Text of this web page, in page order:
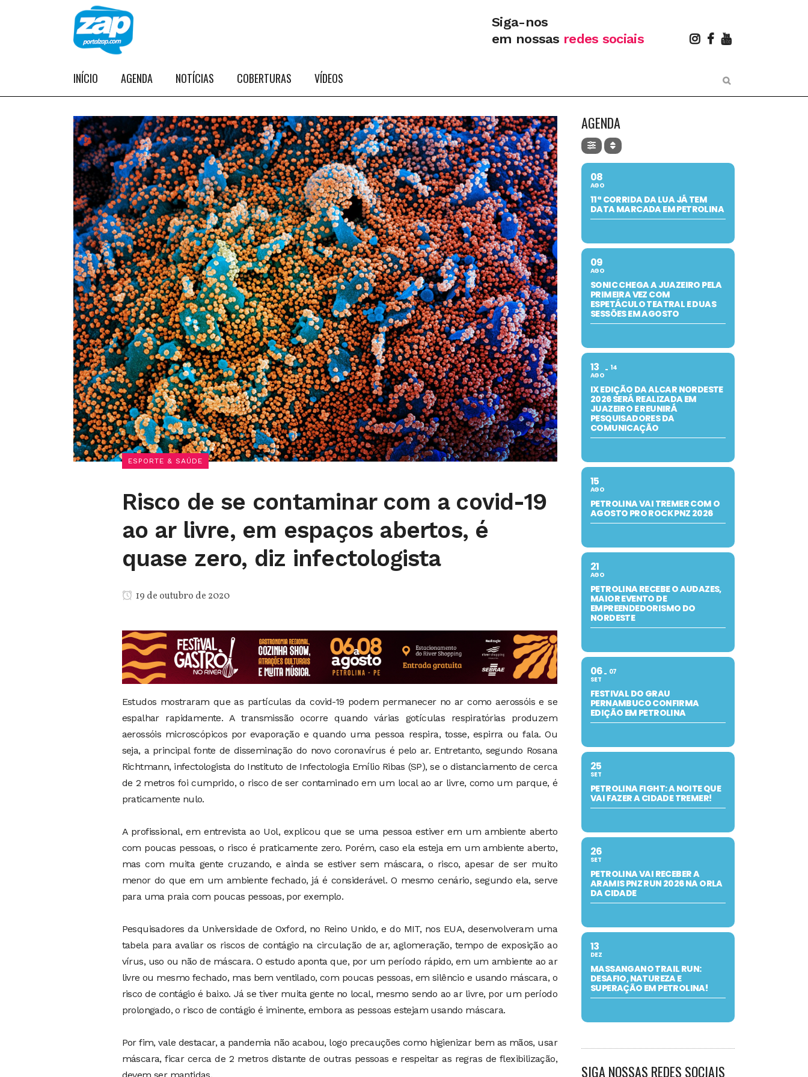
Siga-nos
em nossas redes sociais
INÍCIO AGENDA NOTÍCIAS COBERTURAS VÍDEOS
ESPORTE & SAÚDE
Risco de se contaminar com a covid-19
ao ar livre, em espaços abertos, é
quase zero, diz infectologista
19 de outubro de 2020
Estudos mostraram que as partículas da covid-19 podem permanecer no ar como aerossóis e se
espalhar rapidamente. A transmissão ocorre quando várias gotículas respiratórias produzem
aerossóis microscópicos por evaporação e quando uma pessoa respira, tosse, espirra ou fala. Ou
seja, a principal fonte de disseminação do novo coronavírus é pelo ar. Entretanto, segundo Rosana
Richtmann, infectologista do Instituto de Infectologia Emílio Ribas (SP), se o distanciamento de cerca
de 2 metros foi cumprido, o risco de ser contaminado em um local ao ar livre, como um parque, é
praticamente nulo.
A profissional, em entrevista ao Uol, explicou que se uma pessoa estiver em um ambiente aberto
com poucas pessoas, o risco é praticamente zero. Porém, caso ela esteja em um ambiente aberto,
mas com muita gente cruzando, e ainda se estiver sem máscara, o risco, apesar de ser muito
menor do que em um ambiente fechado, já é considerável. O mesmo cenário, segundo ela, serve
para uma praia com poucas pessoas, por exemplo.
Pesquisadores da Universidade de Oxford, no Reino Unido, e do MIT, nos EUA, desenvolveram uma
tabela para avaliar os riscos de contágio na circulação de ar, aglomeração, tempo de exposição ao
vírus, uso ou não de máscara. O estudo aponta que, por um período rápido, em um ambiente ao ar
livre ou mesmo fechado, mas bem ventilado, com poucas pessoas, em silêncio e usando máscara, o
risco de contágio é baixo. Já se tiver muita gente no local, mesmo sendo ao ar livre, por um período
prolongado, o risco de contágio é iminente, embora as pessoas estejam usando máscara.
Por fim, vale destacar, a pandemia não acabou, logo precauções como higienizar bem as mãos, usar
máscara, ficar cerca de 2 metros distante de outras pessoas e respeitar as regras de flexibilização,
AGENDA
08
AGO
11ª CORRIDA DA LUA JÁ TEM
DATA MARCADA EM PETROLINA
09
AGO
SONIC CHEGA A JUAZEIRO PELA
PRIMEIRA VEZ COM
ESPETÁCULO TEATRAL E DUAS
SESSÕES EM AGOSTO
13
AGO
14
IX EDIÇÃO DA ALCAR NORDESTE
2026 SERÁ REALIZADA EM
JUAZEIRO E REUNIRÁ
PESQUISADORES DA
COMUNICAÇÃO
15
AGO
PETROLINA VAI TREMER COM O
AGOSTO PRO ROCK PNZ 2026
21
AGO
PETROLINA RECEBE O AUDAZES,
MAIOR EVENTO DE
EMPREENDEDORISMO DO
NORDESTE
06
SET
07
FESTIVAL DO GRAU
PERNAMBUCO CONFIRMA
EDIÇÃO EM PETROLINA
25
SET
PETROLINA FIGHT: A NOITE QUE
VAI FAZER A CIDADE TREMER!
26
SET
PETROLINA VAI RECEBER A
ARAMIS PNZ RUN 2026 NA ORLA
DA CIDADE
13
DEZ
MASSANGANO TRAIL RUN:
DESAFIO, NATUREZA E
SUPERAÇÃO EM PETROLINA!
SIGA NOSSAS REDES SOCIAIS